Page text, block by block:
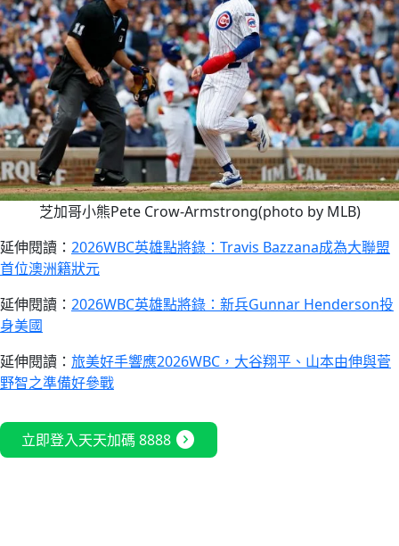
芝加哥小熊Pete Crow-Armstrong(photo by MLB)
延伸閱讀： 2026WBC英雄點將錄：Travis Bazzana成為大聯盟
首位澳洲籍狀元
延伸閱讀： 2026WBC英雄點將錄：新兵Gunnar Henderson投
身美國
延伸閱讀： 旅美好手響應2026WBC，大谷翔平、山本由伸與菅
野智之準備好參戰
立即登入天天加碼 8888 expand_circle_right